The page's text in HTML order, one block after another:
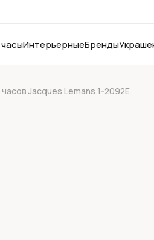
ИнтерьерныеБренды
Jacques Lemans 1-2092E